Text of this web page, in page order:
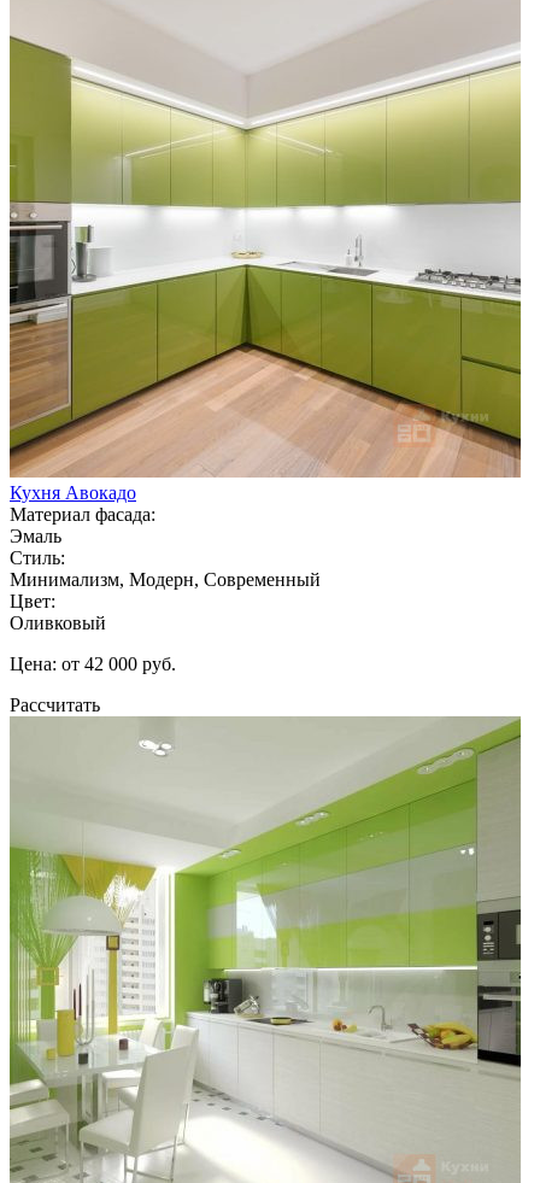
Кухня Авокадо
Материал фасада:
Эмаль
Стиль:
Минимализм, Модерн, Современный
Цвет:
Оливковый
Цена: от 42 000 руб.
Рассчитать